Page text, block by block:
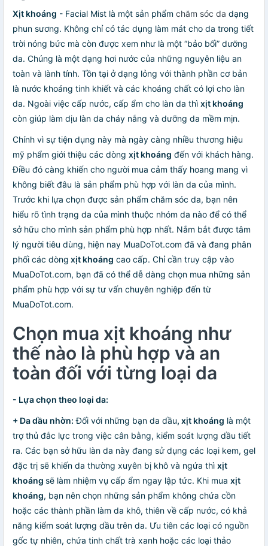
Xịt khoáng - Facial Mist là một sản phẩm chăm sóc da dạng
phun sương. Không chỉ có tác dụng làm mát cho da trong tiết
trời nóng bức mà còn được xem như là một “bảo bối” dưỡng
da. Chúng là một dạng hơi nước của những nguyên liệu an
toàn và lành tính. Tồn tại ở dạng lỏng với thành phần cơ bản
là nước khoáng tinh khiết và các khoáng chất có lợi cho làn
da. Ngoài việc cấp nước, cấp ẩm cho làn da thì xịt khoáng
còn giúp làm dịu làn da cháy nắng và dưỡng da mềm mịn.
Chính vì sự tiện dụng này mà ngày càng nhiều thương hiệu
mỹ phẩm giới thiệu các dòng xịt khoáng đến với khách hàng.
Điều đó càng khiến cho người mua cảm thấy hoang mang vì
không biết đâu là sản phẩm phù hợp với làn da của mình.
Trước khi lựa chọn được sản phẩm chăm sóc da, bạn nên
hiểu rõ tình trạng da của mình thuộc nhóm da nào để có thể
sở hữu cho mình sản phẩm phù hợp nhất. Nắm bắt được tâm
lý người tiêu dùng, hiện nay MuaDoTot.com đã và đang phân
phối các dòng xịt khoáng cao cấp. Chỉ cần truy cập vào
MuaDoTot.com, bạn đã có thể dễ dàng chọn mua những sản
phẩm phù hợp với sự tư vấn chuyên nghiệp đến từ
MuaDoTot.com.
Chọn mua xịt khoáng như
thế nào là phù hợp và an
toàn đối với từng loại da
- Lựa chọn theo loại da:
+ Da dầu nhờn: Đối với những bạn da dầu, xịt khoáng là một
trợ thủ đắc lực trong việc cân bằng, kiểm soát lượng dầu tiết
ra. Các bạn sở hữu làn da này đang sử dụng các loại kem, gel
đặc trị sẽ khiến da thường xuyên bị khô và ngứa thì xịt
khoáng sẽ làm nhiệm vụ cấp ẩm ngay lập tức. Khi mua xịt
khoáng, bạn nên chọn những sản phẩm không chứa cồn
hoặc các thành phần làm da khô, thiên về cấp nước, có khả
năng kiểm soát lượng dầu trên da. Ưu tiên các loại có nguồn
gốc tự nhiên, chứa tinh chất trà xanh hoặc các loại thảo